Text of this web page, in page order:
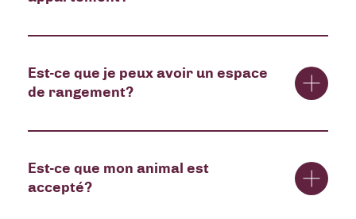
Un stationnement intérieur simple est inclus dans le prix
du loyer des 5 ½. Les stationnements supplémentaires
connaître les détails.
Est-ce que je peux avoir un espace
de rangement?
Oui, il est possible de louer un espace de rangement avec
votre appartement.
pour plus de détails.
Est-ce que mon animal est
accepté?